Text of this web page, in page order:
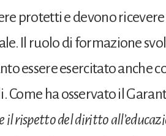
protetti e devono ricevere
Il ruolo di formazione
essere esercitato anche
ha osservato il
il rispetto del diritto